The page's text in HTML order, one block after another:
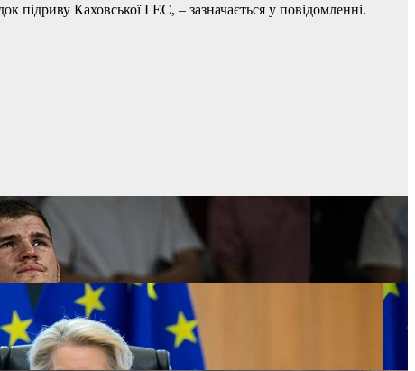
Каховської ГЕС, – зазначається у повідомленні.